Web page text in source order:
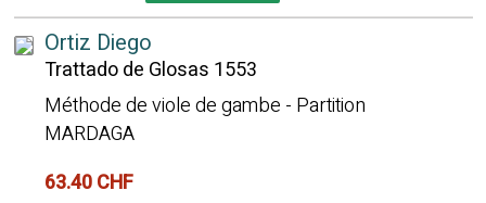
Ortiz Diego
Trattado de Glosas 1553
Méthode de viole de gambe - Partition
MARDAGA
63.40 CHF